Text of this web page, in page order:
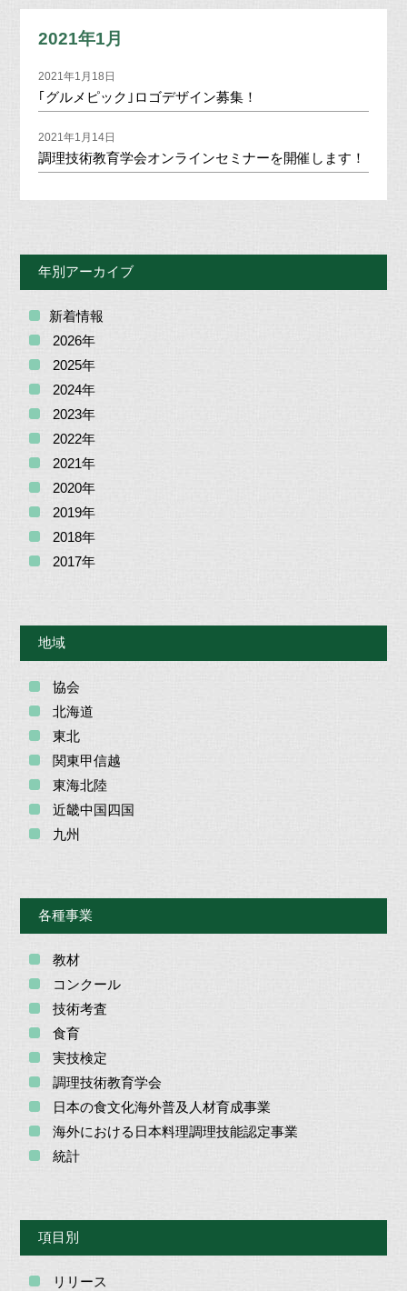
2021年1月
2021年1月18日
｢グルメピック｣ロゴデザイン募集！
2021年1月14日
調理技術教育学会オンラインセミナーを開催します！
年別アーカイブ
新着情報
2026年
2025年
2024年
2023年
2022年
2021年
2020年
2019年
2018年
2017年
地域
協会
北海道
東北
関東甲信越
東海北陸
近畿中国四国
九州
各種事業
教材
コンクール
技術考査
食育
実技検定
調理技術教育学会
日本の食文化海外普及人材育成事業
海外における日本料理調理技能認定事業
統計
項目別
リリース